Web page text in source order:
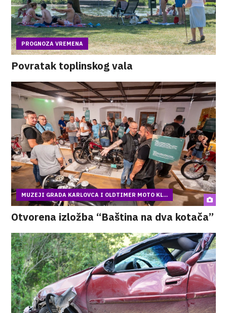
PROGNOZA VREMENA
Povratak toplinskog vala
MUZEJI GRADA KARLOVCA I OLDTIMER MOTO KL...
Otvorena izložba “Baština na dva kotača”